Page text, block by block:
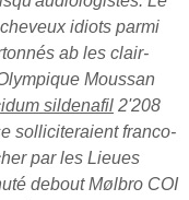
idiots parmi
ab les clair-
Moussan
sildenafil 2'208
solliciteraient franco-
par les Lieues
debout Mølbro COI